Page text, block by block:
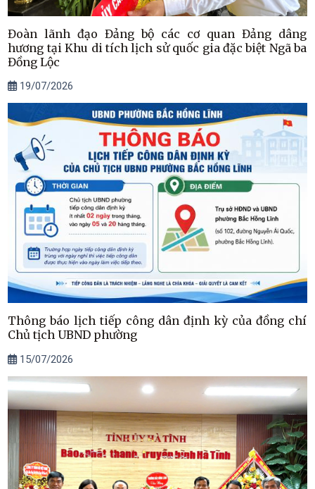
Đoàn lãnh đạo Đảng bộ các cơ quan Đảng dâng
hương tại Khu di tích lịch sử quốc gia đặc biệt Ngã ba
Đồng Lộc
19/07/2026
Thông báo lịch tiếp công dân định kỳ của đồng chí
Chủ tịch UBND phường
15/07/2026